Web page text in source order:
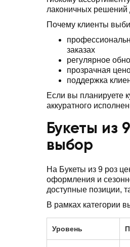
лаконичных решений
Почему клиенты
заказах
регулярное
прозрачная
поддержка
Если вы планируете
аккуратного
Букеты из
выбор
На Букеты из 9 роз
оформления и
доступные позиции,
В рамках категории
Уровень